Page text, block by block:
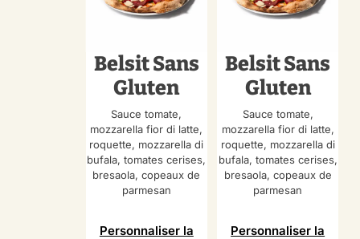
Belsit Sans
Gluten
Sauce tomate,
mozzarella fior di latte,
roquette, mozzarella di
bufala, tomates cerises,
bresaola, copeaux de
parmesan
Personnaliser la
Belsit Sans
Gluten
Sauce tomate,
mozzarella fior di latte,
roquette, mozzarella di
bufala, tomates cerises,
bresaola, copeaux de
parmesan
Personnaliser la